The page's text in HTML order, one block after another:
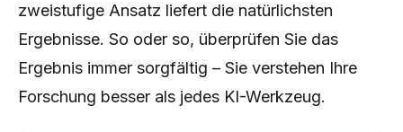
zweistufige Ansatz liefert die natürlichsten
Ergebnisse. So oder so, überprüfen Sie das
Ergebnis immer sorgfältig – Sie verstehen Ihre
Forschung besser als jedes KI-Werkzeug.